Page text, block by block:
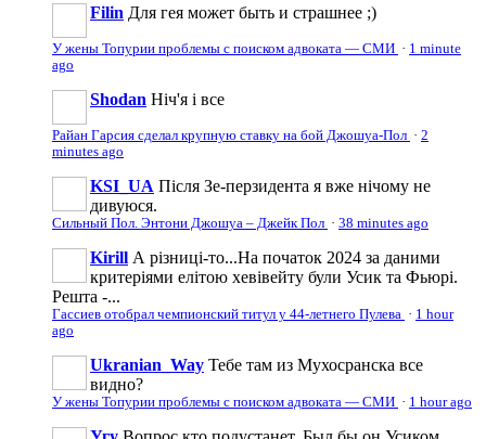
Filin Для гея может быть и страшнее ;)
У жены Топурии проблемы с поиском адвоката — СМИ · 1 minute
ago
Shodan Ніч'я і все
Райан Гарсия сделал крупную ставку на бой Джошуа-Пол · 2
minutes ago
KSI_UA Після Зе-перзидента я вже нічому не
дивуюся.
Сильный Пол. Энтони Джошуа – Джейк Пол · 38 minutes ago
Kirill А різниці-то...На початок 2024 за даними
критеріями елітою хевівейту були Усик та Фьюрі.
Решта -...
Гассиев отобрал чемпионский титул у 44-летнего Пулева · 1 hour
ago
Ukranian_Way Тебе там из Мухосранска все
видно?
У жены Топурии проблемы с поиском адвоката — СМИ · 1 hour ago